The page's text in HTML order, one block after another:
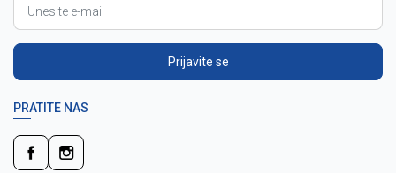
Prijavite se
PRATITE NAS